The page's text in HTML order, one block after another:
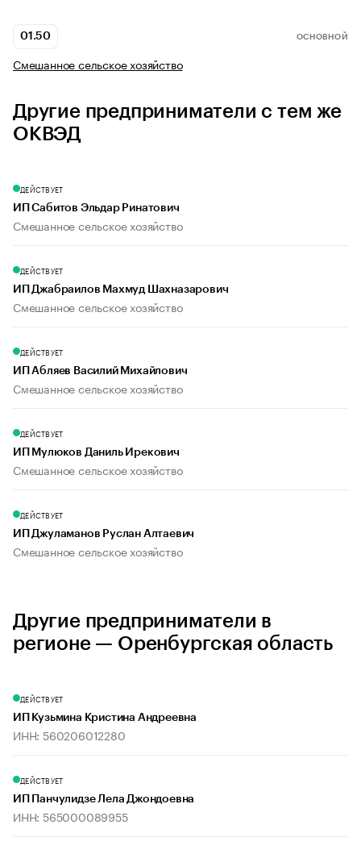
01.50 ОСНОВНОЙ
Смешанное сельское хозяйство
Другие предприниматели с тем же
ОКВЭД
ДЕЙСТВУЕТ
ИП Сабитов Эльдар Ринатович
Смешанное сельское хозяйство
ДЕЙСТВУЕТ
ИП Джабраилов Махмуд Шахназарович
Смешанное сельское хозяйство
ДЕЙСТВУЕТ
ИП Абляев Василий Михайлович
Смешанное сельское хозяйство
ДЕЙСТВУЕТ
ИП Мулюков Даниль Ирекович
Смешанное сельское хозяйство
ДЕЙСТВУЕТ
ИП Джуламанов Руслан Алтаевич
Смешанное сельское хозяйство
Другие предприниматели в
регионе — Оренбургская область
ДЕЙСТВУЕТ
ИП Кузьмина Кристина Андреевна
ИНН: 560206012280
ДЕЙСТВУЕТ
ИП Панчулидзе Лела Джондоевна
ИНН: 565000089955